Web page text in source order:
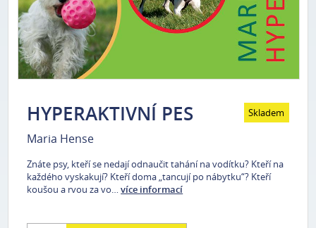
Skladem
HYPERAKTIVNÍ PES
Maria Hense
Znáte psy, kteří se nedají odnaučit tahání na vodítku? Kteří na
každého vyskakují? Kteří doma „tancují po nábytku“? Kteří
koušou a rvou za vo…více informací